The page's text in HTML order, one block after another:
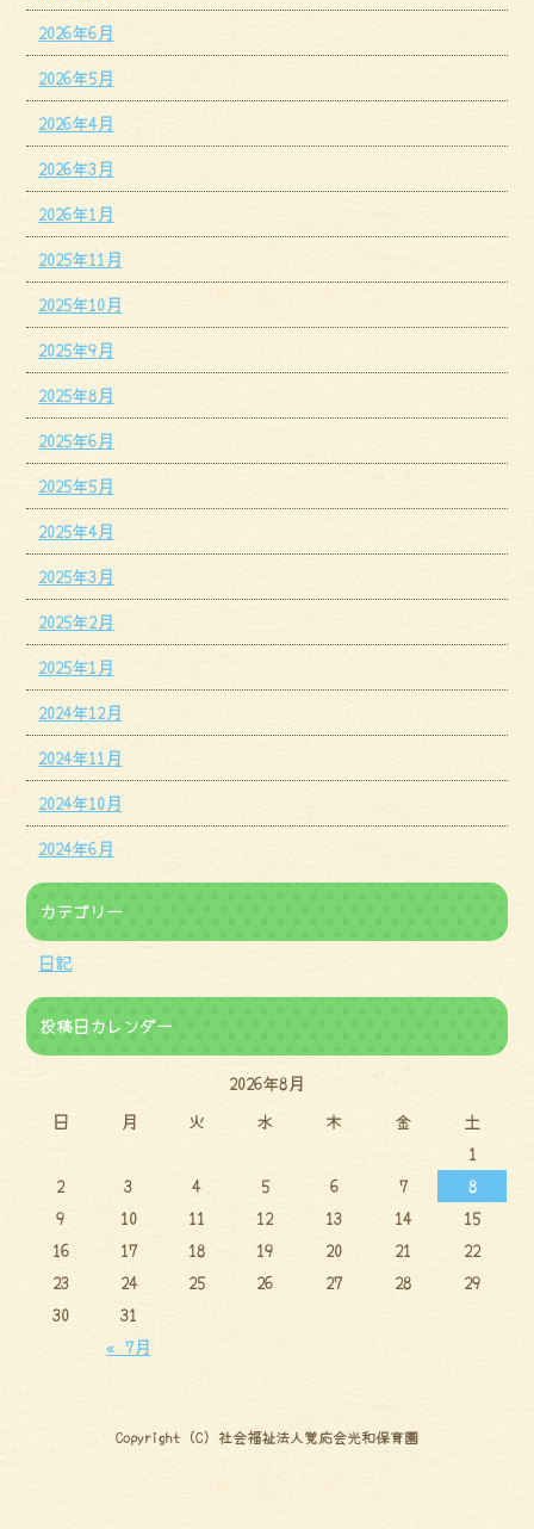
2026年6月
2026年5月
2026年4月
2026年3月
2026年1月
2025年11月
2025年10月
2025年9月
2025年8月
2025年6月
2025年5月
2025年4月
2025年3月
2025年2月
2025年1月
2024年12月
2024年11月
2024年10月
2024年6月
カテゴリー
日記
投稿日カレンダー
2026年8月
日
月 火 水 木 金 土
« 7月
1
2
3 4 5 6 7
8
9
10 11 12 13 14
15
16
17 18 19 20 21
22
23
24 25 26 27 28
29
30
31
Copyright (C) 社会福祉法人覚応会光和保育園